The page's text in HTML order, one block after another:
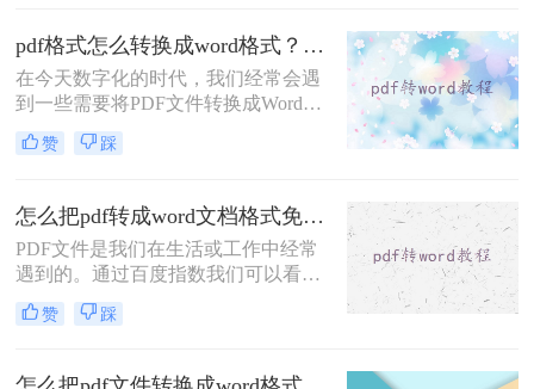
编辑Word文档的技巧，帮助您提高工
作效率。
pdf格式怎么转换成word格式？这四个方法转换效率很高！
在今天数字化的时代，我们经常会遇
到一些需要将PDF文件转换成Word格
式的情况。PDF格式具有一定的安全
性和稳定性，但相较于Word格式，
所以，当我们需要对PDF文件进行编
辑时，将其转换成Word格式是一种常
见的需求。那么pdf格式怎么转换成
word格式呢？在本文中，将介绍四种
使用简单且高效的方法将PDF格式转
换为Word格式。
赞 踩
怎么把pdf转成word文档格式免费？分享三个方法！
PDF文件是我们在生活或工作中经常
遇到的。通过百度指数我们可以看到
大家对怎么把pdf转成word文档格式免
费的需求越来越大。如果你想编辑或
你需要使用一些工具。那么怎么把pdf
赞 踩